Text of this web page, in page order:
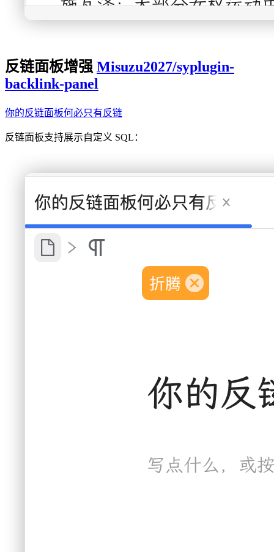
反链面板增强 Misuzu2027/syplugin-
backlink-panel
你的反链面板何必只有反链
反链面板支持展示自定义 SQL：